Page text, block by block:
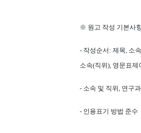
※ 원고 작성 기본사
- 작성순서 : 제목, 소속
소속(직위), 영문표제
- 소속 및 직위, 연구
- 인용표기 방법 준수